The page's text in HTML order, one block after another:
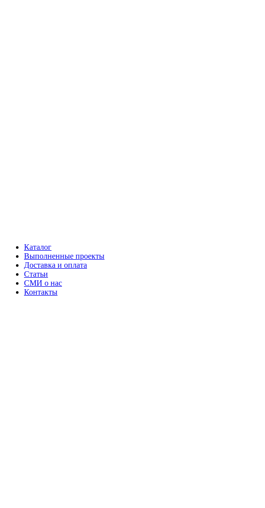
Каталог
Выполненные проекты
Доставка и оплата
Статьи
СМИ о нас
Контакты